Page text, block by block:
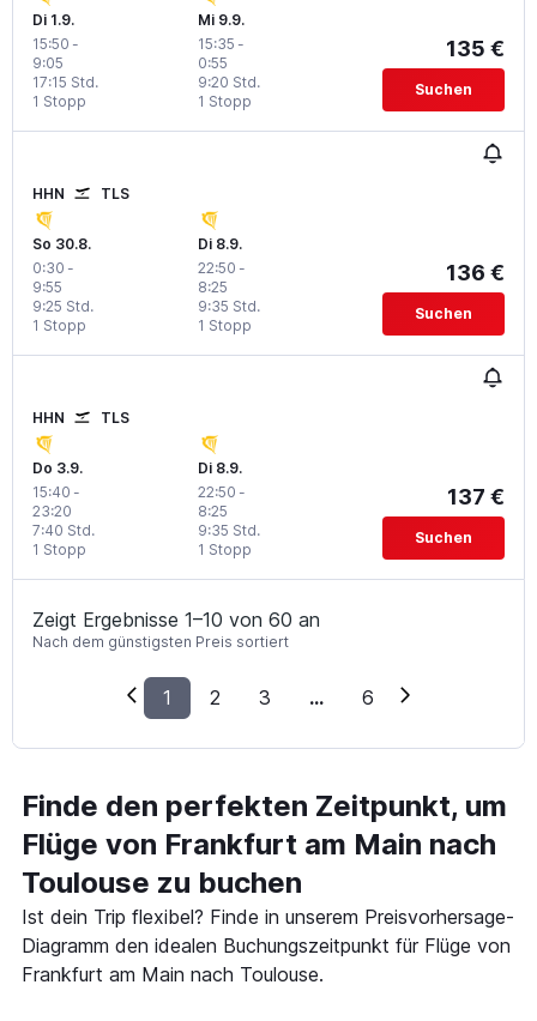
Di 1.9.
15:50 -
9:05
1 Stopp
17:15 Std.
Mi 9.9.
15:35 -
0:55
1 Stopp
9:20 Std.
135 €
Suchen
HHN TLS
So 30.8.
0:30 -
9:55
1 Stopp
9:25 Std.
Di 8.9.
22:50 -
8:25
1 Stopp
9:35 Std.
136 €
Suchen
HHN TLS
Do 3.9.
15:40 -
23:20
1 Stopp
7:40 Std.
Di 8.9.
22:50 -
8:25
1 Stopp
9:35 Std.
137 €
Suchen
Zeigt Ergebnisse 1–10 von 60 an
Nach dem günstigsten Preis sortiert
1 2 3 ... 6
Finde den perfekten Zeitpunkt, um
Flüge von Frankfurt am Main nach
Toulouse zu buchen
Ist dein Trip flexibel? Finde in unserem Preisvorhersage-
Diagramm den idealen Buchungszeitpunkt für Flüge von
Frankfurt am Main nach Toulouse.